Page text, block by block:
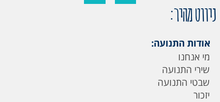
ניווט מהיר:
אודות התנועה:
מי אנחנו
שירי התנועה
שבטי התנועה
יזכור